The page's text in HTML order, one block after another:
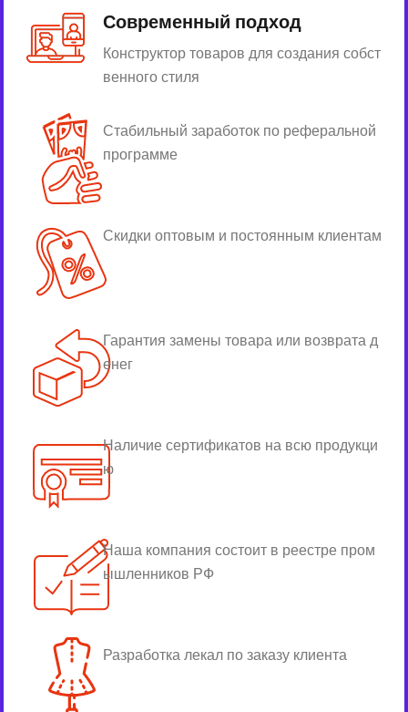
Современный подход
Конструктор товаров для создания собст
венного стиля
Стабильный заработок по реферальной
программе
Скидки оптовым и постоянным клиентам
Гарантия замены товара или возврата д
енег
Наличие сертификатов на всю продукци
ю
Наша компания состоит в реестре пром
ышленников РФ
Разработка лекал по заказу клиента